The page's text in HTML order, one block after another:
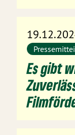
Es gibt